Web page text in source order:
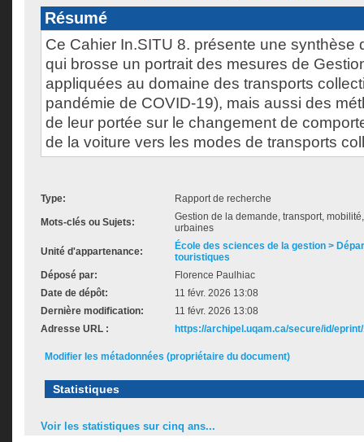
Résumé
Ce Cahier In.SITU 8. présente une synthèse
qui brosse un portrait des mesures de
appliquées au domaine des transports
pandémie de COVID-19), mais aussi des
de leur portée sur le changement de
de la voiture vers les modes de transports
Type: Rapport de recherche
Mots-clés ou Sujets:
Gestion de la demande, transport,
urbaines
Unité d'appartenance:
École des sciences de la gestion >
touristiques
Déposé par:
Florence Paulhiac
Date de dépôt:
11 févr. 2026 13:08
Dernière modification:
11 févr. 2026 13:08
Adresse URL :
https://archipel.uqam.ca/secure/id/
Modifier les métadonnées (propriétaire du document)
Statistiques
Voir les statistiques sur cinq ans...